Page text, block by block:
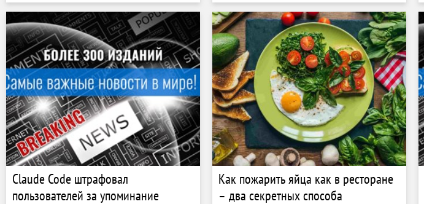
Claude Code штрафовал
пользователей за упоминание
Как пожарить яйца как в ресторане
– два секретных способа